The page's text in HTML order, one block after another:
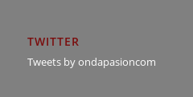
TWITTER
Tweets by ondapasioncom